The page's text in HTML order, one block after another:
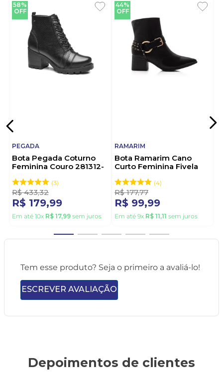
58%
OFF
PEGADA
Bota Pegada Coturno
Feminina Couro 281312-
3
R$ 433,32
R$ 179,99
Em até 10x R$ 17,99 sem juros
44%
OFF
RAMARIM
Bota Ramarim Cano
Curto Feminina Fivela
4
R$ 177,77
R$ 99,99
Em até 9x R$ 11,11 sem juros
Tem esse produto? Seja o primeiro a avaliá-lo!
ESCREVER AVALIAÇÃO